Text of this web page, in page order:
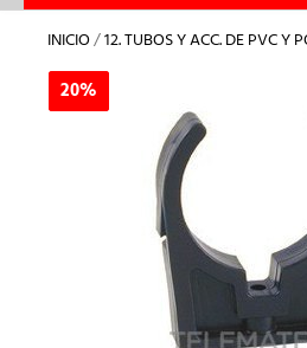
INICIO/12. TUBOS Y ACC. DE PVC Y
20%
20%